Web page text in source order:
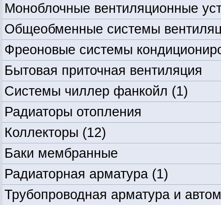
Моноблочные вентиляционные
Общеобменные системы
Фреоновые системы
Бытовая приточная вентиляция
Системы чиллер фанкойл (1)
Радиаторы отопления
Коллекторы (12)
Баки мембранные
Радиаторная арматура (1)
Трубопроводная арматура и